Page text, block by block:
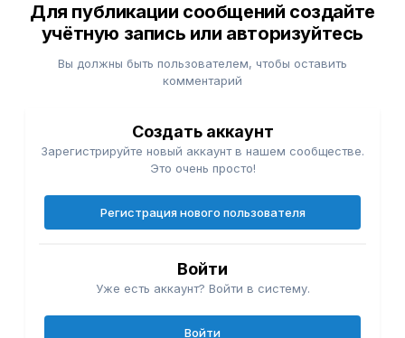
Для публикации сообщений создайте
учётную запись или авторизуйтесь
Вы должны быть пользователем, чтобы оставить
комментарий
Создать аккаунт
Зарегистрируйте новый аккаунт в нашем сообществе.
Это очень просто!
Регистрация нового пользователя
Войти
Уже есть аккаунт? Войти в систему.
Войти